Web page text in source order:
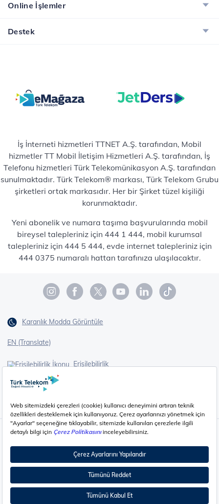
Online İşlemler
Destek
İş İnterneti hizmetleri TTNET A.Ş. tarafından, Mobil
hizmetler TT Mobil İletişim Hizmetleri A.Ş. tarafından, İş
Telefonu hizmetleri Türk Telekomünikasyon A.Ş. tarafından
sunulmaktadır. Türk Telekom® markası, Türk Telekom Grubu
şirketleri ortak markasıdır. Her bir Şirket tüzel kişiliği
korunmaktadır.
Yeni abonelik ve numara taşıma başvurularında mobil
bireysel talepleriniz için 444 1 444, mobil kurumsal
talepleriniz için 444 5 444, evde internet talepleriniz için
444 0375 numaralı hattan tarafınıza ulaşılacaktır.
Karanlık Modda Görüntüle
EN (Translate)
Erişilebilirlik
İşaret Dili Çevirisi
Çerez Ayarları